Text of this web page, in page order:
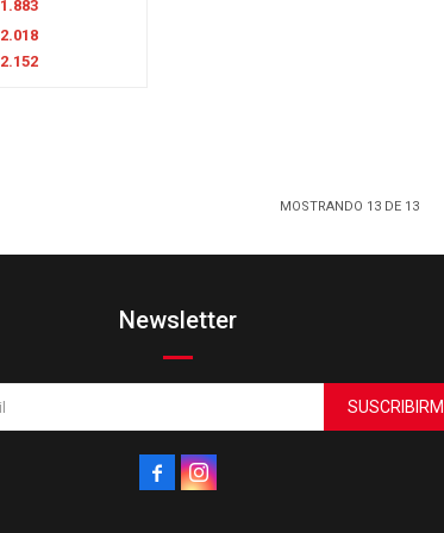
1.883
2.018
2.152
MOSTRANDO 13DE 13
Newsletter
 